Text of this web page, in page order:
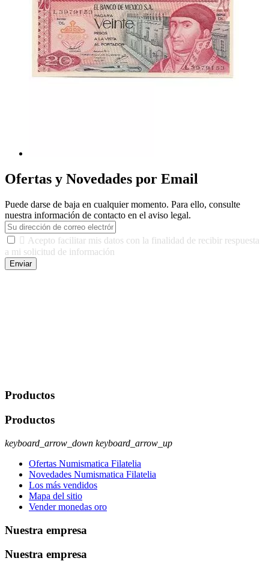
Ofertas y Novedades por Email
Puede darse de baja en cualquier momento. Para ello, consulte
nuestra información de contacto en el aviso legal.
 Acepto facilitar mis datos con la finalidad de recibir respuesta
a mi solicitud de información
Enviar
Productos
Productos
keyboard_arrow_down keyboard_arrow_up
Ofertas Numismatica Filatelia
Novedades Numismatica Filatelia
Los más vendidos
Mapa del sitio
Vender monedas oro
Nuestra empresa
Nuestra empresa